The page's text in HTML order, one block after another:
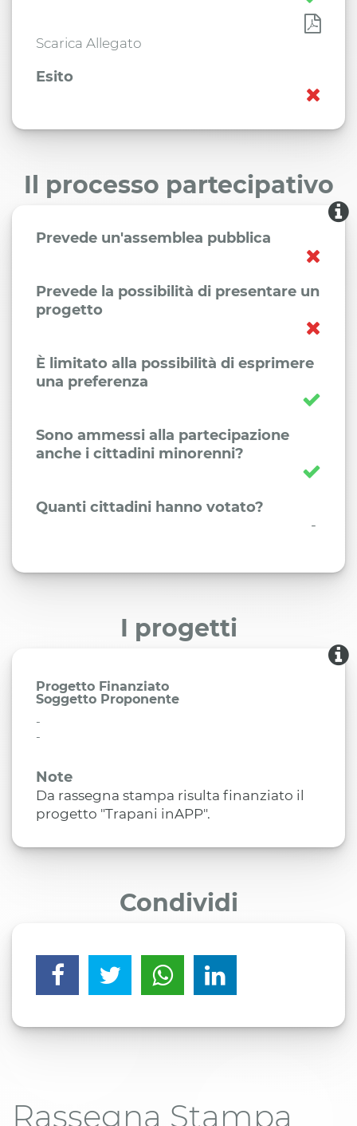
Scarica Allegato
Esito
Il processo partecipativo
Prevede un'assemblea pubblica
Prevede la possibilità di presentare un
progetto
È limitato alla possibilità di esprimere
una preferenza
Sono ammessi alla partecipazione
anche i cittadini minorenni?
Quanti cittadini hanno votato?
-
I progetti
Progetto Finanziato
Soggetto Proponente
-
-
Note
Da rassegna stampa risulta finanziato il
progetto "Trapani inAPP".
Condividi
Rassegna Stampa